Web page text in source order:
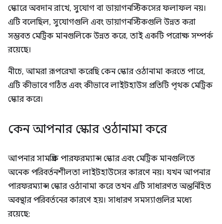
স্কোরে অবদান রাখে, সুযোগ বা ডায়াগনস্টিকসের ফলাফল নয়।
এটি বলেছিল, সুযোগগুলি এবং ডায়াগনস্টিকগুলি উন্নত করা
সম্ভবত মেট্রিক মানগুলিকে উন্নত করে, তাই একটি পরোক্ষ সম্পর্ক
রয়েছে।
নীচে, আমরা রূপরেখা করেছি কেন স্কোর ওঠানামা করতে পারে,
এটি কীভাবে গঠিত এবং কীভাবে লাইটহাউস প্রতিটি পৃথক মেট্রিক
স্কোর করে।
কেন আপনার স্কোর ওঠানামা করে
আপনার সামগ্রিক পারফরম্যান্স স্কোর এবং মেট্রিক মানগুলিতে
অনেক পরিবর্তনশীলতা লাইটহাউসের কারণে নয়। যখন আপনার
পারফরম্যান্স স্কোর ওঠানামা করে তখন এটি সাধারণত অন্তর্নিহিত
অবস্থার পরিবর্তনের কারণে হয়। সাধারণ সমস্যাগুলির মধ্যে
রয়েছে: